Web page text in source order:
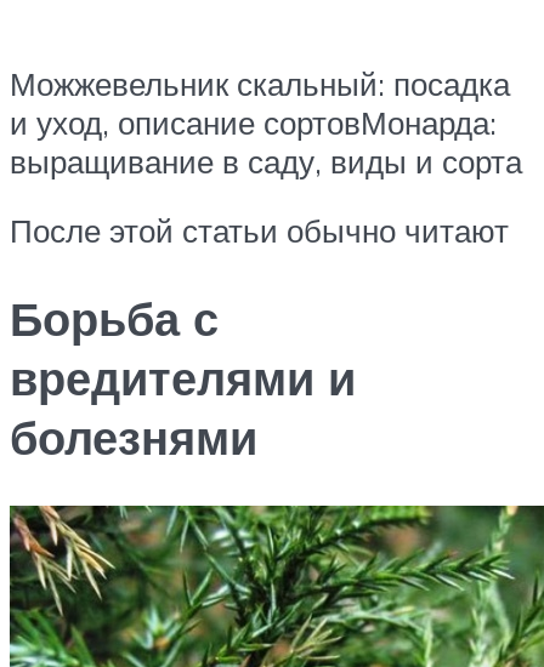
Можжевельник скальный: посадка
и уход, описание сортовМонарда:
выращивание в саду, виды и сорта
После этой статьи обычно читают
Борьба с
вредителями и
болезнями